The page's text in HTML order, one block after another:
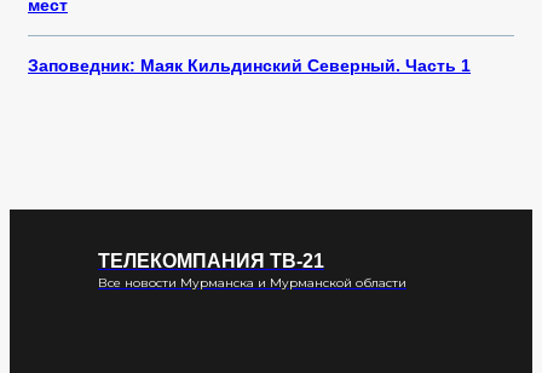
мест
Заповедник: Маяк Кильдинский Северный. Часть 1
ТЕЛЕКОМПАНИЯ ТВ-21
Все новости Мурманска и Мурманской области